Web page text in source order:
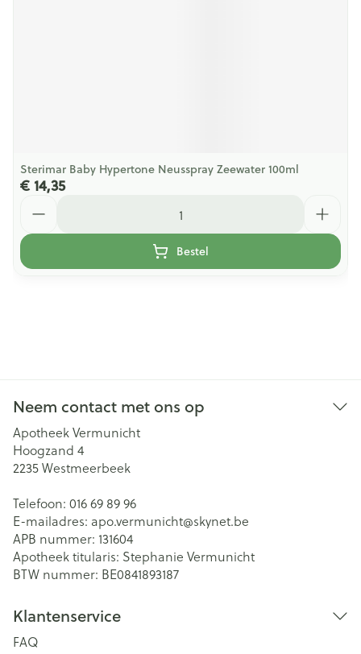
Sterimar Baby Hypertone Neusspray Zeewater 100ml
€ 14,35
Bestel
Neem contact met ons op
Apotheek Vermunicht
Hoogzand 4
2235Westmeerbeek
Telefoon: 016 69 89 96
E-mailadres: apo.vermunicht@skynet.be
APB nummer: 131604
Apotheek titularis: Stephanie Vermunicht
BTW nummer: BE0841893187
Klantenservice
FAQ